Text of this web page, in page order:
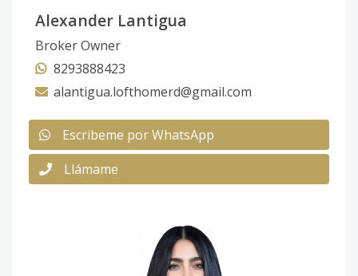
Alexander Lantigua
Broker Owner
8293888423
alantigua.lofthomerd@gmail.com
Escribeme por WhatsApp
Llámame